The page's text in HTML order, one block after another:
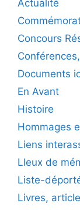
Actualité
Concours
Documents
En Avant
Histoire
Hommages
Liens
LIeux de
Liste-
Livres,